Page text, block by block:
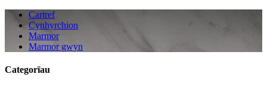
Cartref
Cynhyrchion
Marmor
Marmor gwyn
Categorïau